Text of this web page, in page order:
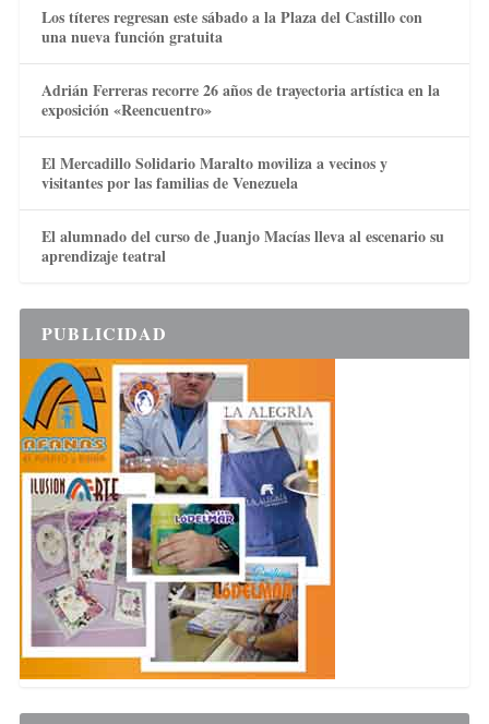
Los títeres regresan este sábado a la Plaza del Castillo con
una nueva función gratuita
Adrián Ferreras recorre 26 años de trayectoria artística en la
exposición «Reencuentro»
El Mercadillo Solidario Maralto moviliza a vecinos y
visitantes por las familias de Venezuela
El alumnado del curso de Juanjo Macías lleva al escenario su
aprendizaje teatral
PUBLICIDAD